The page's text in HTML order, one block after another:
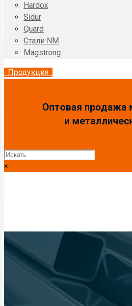
Hardox
Sidur
Quard
Стали NM
Magstrong
Продукция
Оптовая продажа
и
×